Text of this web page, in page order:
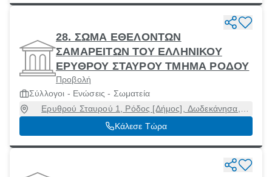
28. ΣΩΜΑ ΕΘΕΛΟΝΤΩΝ
ΣΑΜΑΡΕΙΤΩΝ ΤΟΥ ΕΛΛΗΝΙΚΟΥ
ΕΡΥΘΡΟΥ ΣΤΑΥΡΟΥ ΤΜΗΜΑ ΡΟΔΟΥ
Προβολή
Σύλλογοι - Ενώσεις - Σωματεία
Ερυθρού Σταυρού 1, Ρόδος [Δήμος], Δωδεκάνησα,
65403
Κάλεσε Τώρα